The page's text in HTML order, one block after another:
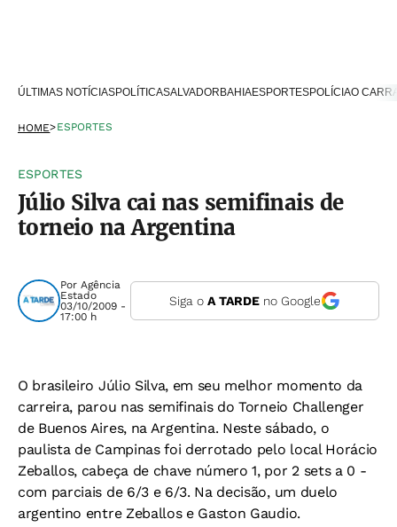
ÚLTIMAS NOTÍCIASPOLÍTICASALVADOR BAHIAESPORTESPOLÍCIAO
HOME>ESPORTES
ESPORTES
Júlio Silva cai nas semifinais de
torneio na Argentina
Por Agência
Estado
03/10/2009 -
17:00 h
Siga o A TARDEno Google
O brasileiro Júlio Silva, em seu melhor momento da
carreira, parou nas semifinais do Torneio Challenger
de Buenos Aires, na Argentina. Neste sábado, o
paulista de Campinas foi derrotado pelo local Horácio
Zeballos, cabeça de chave número 1, por 2 sets a 0 -
com parciais de 6/3 e 6/3. Na decisão, um duelo
argentino entre Zeballos e Gaston Gaudio.